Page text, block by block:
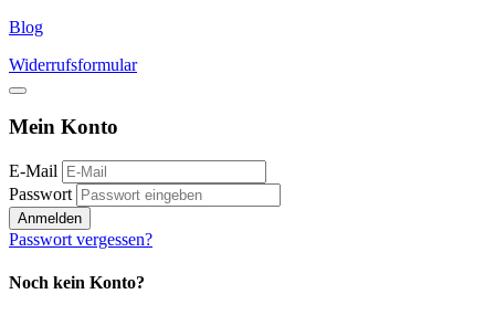
Blog
Widerrufsformular
Mein Konto
E-Mail
Passwort
Anmelden
Passwort vergessen?
Noch kein Konto?